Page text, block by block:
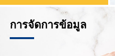
การจัดการข้อมูล